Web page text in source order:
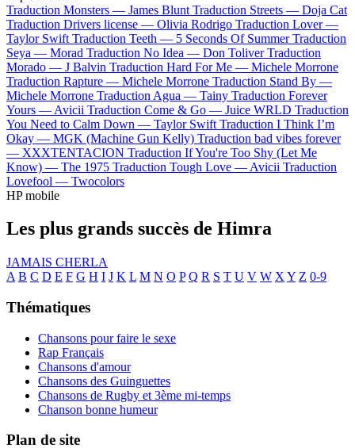
Traduction Monsters — James Blunt Traduction Streets — Doja Cat
Traduction Drivers license — Olivia Rodrigo Traduction Lover —
Taylor Swift Traduction Teeth — 5 Seconds Of Summer Traduction
Seya — Morad Traduction No Idea — Don Toliver Traduction
Morado — J Balvin Traduction Hard For Me — Michele Morrone
Traduction Rapture — Michele Morrone Traduction Stand By —
Michele Morrone Traduction Agua — Tainy Traduction Forever
Yours — Avicii Traduction Come & Go — Juice WRLD Traduction
You Need to Calm Down — Taylor Swift Traduction I Think I’m
Okay — MGK (Machine Gun Kelly) Traduction bad vibes forever
— XXXTENTACION Traduction If You're Too Shy (Let Me
Know) — The 1975 Traduction Tough Love — Avicii Traduction
Lovefool — Twocolors
HP mobile
Les plus grands succès de Himra
JAMAIS CHERLA
A B C D E F G H I J K L M N O P Q R S T U V W X Y Z 0-9
Thématiques
Chansons pour faire le sexe
Rap Français
Chansons d'amour
Chansons des Guinguettes
Chansons de Rugby et 3ème mi-temps
Chanson bonne humeur
Plan de site